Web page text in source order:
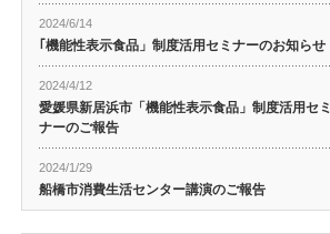
2024/6/14
｢機能性表示食品」制度活用セミナーのお知らせ
2024/4/12
愛媛県新居浜市「機能性表示食品」制度活用セミ
ナーのご報告
2024/1/29
船橋市消費生活センター講演のご報告